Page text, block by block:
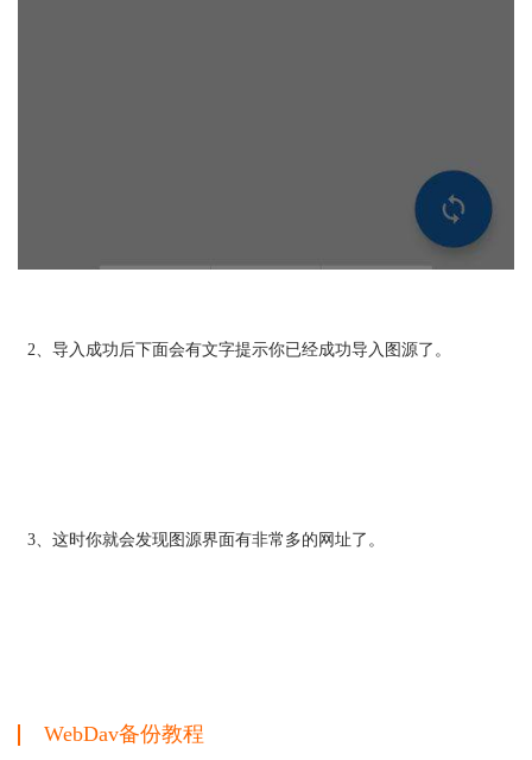
2、导入成功后下面会有文字提示你已经成功导入图源了。
3、这时你就会发现图源界面有非常多的网址了。
WebDav备份教程